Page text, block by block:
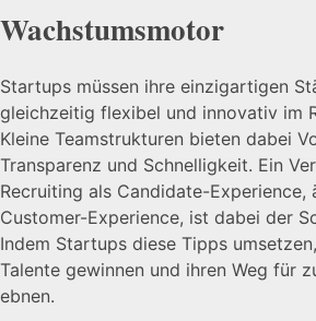
Wachstumsmotor
Startups müssen ihre einzigartigen
gleichzeitig flexibel und innovativ im
Kleine Teamstrukturen bieten dabei
Transparenz und Schnelligkeit. Ein
Recruiting als Candidate-Experience,
Customer-Experience, ist dabei der
Indem Startups diese Tipps
Talente gewinnen und ihren Weg für
ebnen.